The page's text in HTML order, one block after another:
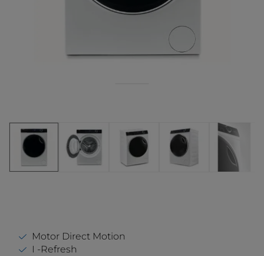
Motor Direct Motion
I -Refresh